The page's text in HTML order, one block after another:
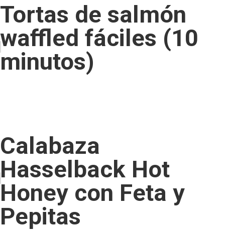
Tortas de salmón
waffled fáciles (10
minutos)
Calabaza
Hasselback Hot
Honey con Feta y
Pepitas